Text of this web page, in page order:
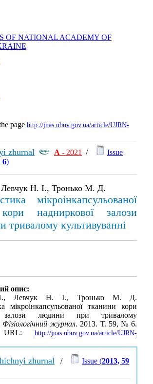
OF NATIONAL ACADEMY OF
page http://jnas.nbuv.gov.ua/article/UJRN-
zhurnal А - 2021 /
Issue
6)
Н. І., Тронько М. Д.
мікроінкапсульованої
надниркової залози
тривалому культивуванні
опис:
Левчук Н. І., Тронько М. Д.
мікроінкапсульованої тканини кори
залози людини при тривалому
Фізіологічний журнал. 2013. Т. 59, № 6.
URL: http://jnas.nbuv.gov.ua/article/UJRN-
zhurnal / Issue (2013, 59